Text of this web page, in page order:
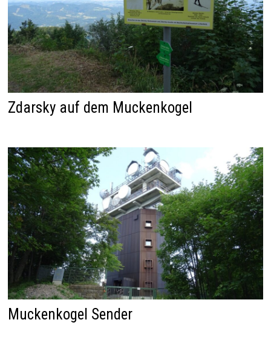
Zdarsky auf dem Muckenkogel
Muckenkogel Sender